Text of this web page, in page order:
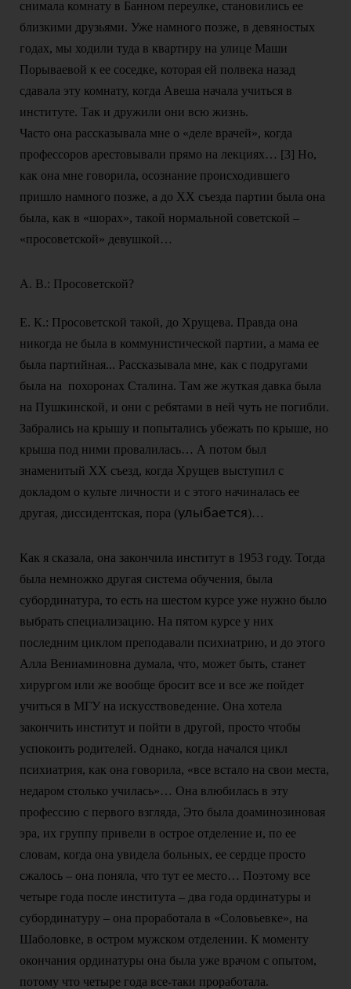
снимала комнату в Банном переулке, становились ее
близкими друзьями. Уже намного позже, в девяностых
годах, мы ходили туда в квартиру на улице Маши
Порываевой к ее соседке, которая ей полвека назад
сдавала эту комнату, когда Авеша начала учиться в
институте. Так и дружили они всю жизнь.
Часто она рассказывала мне о «деле врачей», когда
профессоров арестовывали прямо на лекциях… [3] Но,
как она мне говорила, осознание происходившего
пришло намного позже, а до ХХ съезда партии была она
была, как в «шорах», такой нормальной советской –
«просоветской» девушкой…
А. В.: Просоветской?
Е. К.: Просоветской такой, до Хрущева. Правда она
никогда не была в коммунистической партии, а мама ее
была партийная... Рассказывала мне, как с подругами
была на похоронах Сталина. Там же жуткая давка была
на Пушкинской, и они с ребятами в ней чуть не погибли.
Забрались на крышу и попытались убежать по крыше, но
крыша под ними провалилась… А потом был
знаменитый ХХ съезд, когда Хрущев выступил с
докладом о культе личности и с этого начиналась ее
другая, диссидентская, пора (улыбается)…
Как я сказала, она закончила институт в 1953 году. Тогда
была немножко другая система обучения, была
субординатура, то есть на шестом курсе уже нужно было
выбрать специализацию. На пятом курсе у них
последним циклом преподавали психиатрию, и до этого
Алла Вениаминовна думала, что, может быть, станет
хирургом или же вообще бросит все и все же пойдет
учиться в МГУ на искусствоведение. Она хотела
закончить институт и пойти в другой, просто чтобы
успокоить родителей. Однако, когда начался цикл
психиатрия, как она говорила, «все встало на свои места,
недаром столько училась»… Она влюбилась в эту
профессию с первого взгляда, Это была доаминозиновая
эра, их группу привели в острое отделение и, по ее
словам, когда она увидела больных, ее сердце просто
сжалось – она поняла, что тут ее место… Поэтому все
четыре года после института – два года ординатуры и
субординатуру – она проработала в «Соловьевке», на
Шаболовке, в остром мужском отделении. К моменту
окончания ординатуры она была уже врачом с опытом,
потому что четыре года все-таки проработала.